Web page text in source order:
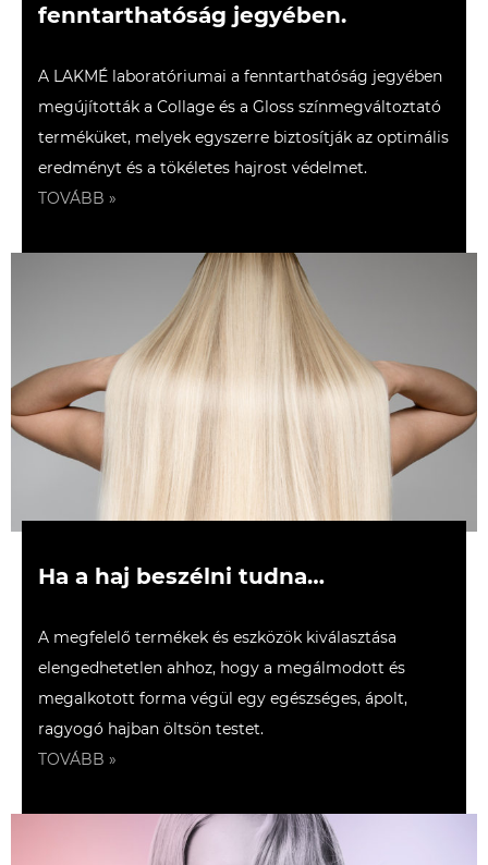
fenntarthatóság jegyében.
A LAKMÉ laboratóriumai a fenntarthatóság jegyében
megújították a Collage és a Gloss színmegváltoztató
terméküket, melyek egyszerre biztosítják az optimális
eredményt és a tökéletes hajrost védelmet.
TOVÁBB »
Ha a haj beszélni tudna…
A megfelelő termékek és eszközök kiválasztása
elengedhetetlen ahhoz, hogy a megálmodott és
megalkotott forma végül egy egészséges, ápolt,
ragyogó hajban öltsön testet.
TOVÁBB »